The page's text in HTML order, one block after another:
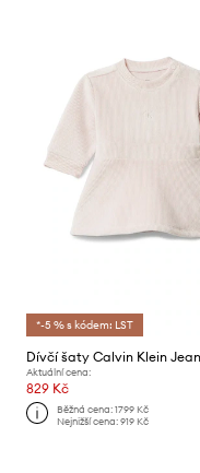
*-5 % s kódem: LST
Dívčí šaty Calvin Klein
Aktuální cena:
829 Kč
Běžná cena:1799 Kč
Nejnižší cena:919 Kč